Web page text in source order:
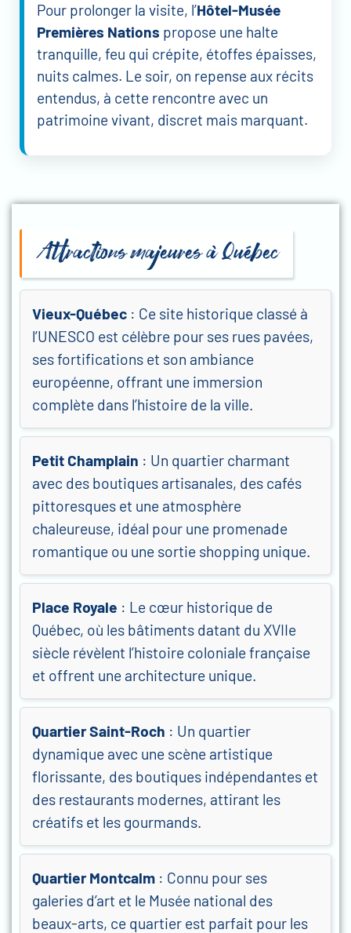
Pour prolonger la visite, l’Hôtel-Musée
Premières Nations propose une halte
tranquille, feu qui crépite, étoffes épaisses,
nuits calmes. Le soir, on repense aux récits
entendus, à cette rencontre avec un
patrimoine vivant, discret mais marquant.
Attractions majeures à Québec
Vieux-Québec : Ce site historique classé à
l’UNESCO est célèbre pour ses rues pavées,
ses fortifications et son ambiance
européenne, offrant une immersion
complète dans l’histoire de la ville.
Petit Champlain : Un quartier charmant
avec des boutiques artisanales, des cafés
pittoresques et une atmosphère
chaleureuse, idéal pour une promenade
romantique ou une sortie shopping unique.
Place Royale : Le cœur historique de
Québec, où les bâtiments datant du XVIIe
siècle révèlent l’histoire coloniale française
et offrent une architecture unique.
Quartier Saint-Roch : Un quartier
dynamique avec une scène artistique
florissante, des boutiques indépendantes et
des restaurants modernes, attirant les
créatifs et les gourmands.
Quartier Montcalm : Connu pour ses
galeries d’art et le Musée national des
beaux-arts, ce quartier est parfait pour les